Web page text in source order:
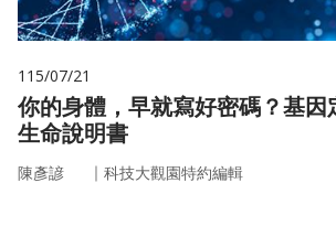
115/07/21
你的身體，早就寫好密碼？基因
生命說明書
陳彥諺 ｜ 科技大觀園特約編輯